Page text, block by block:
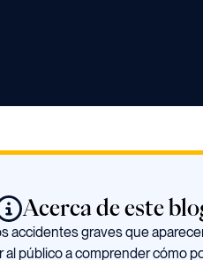
Acerca de este
accidentes graves que
al público a comprender cómo